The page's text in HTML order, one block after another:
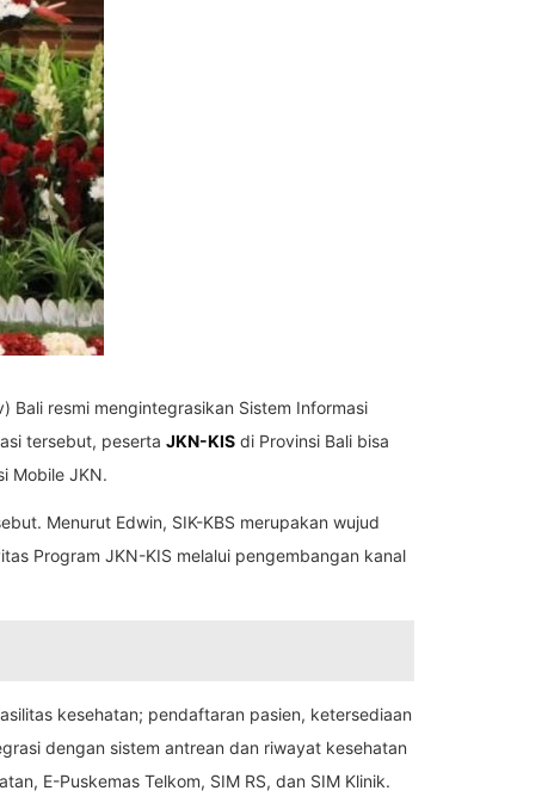
Bali resmi mengintegrasikan Sistem Informasi
tersebut, peserta JKN-KIS di Provinsi Bali bisa
Mobile JKN.
Menurut Edwin, SIK-KBS merupakan wujud
Program JKN-KIS melalui pengembangan kanal
kesehatan; pendaftaran pasien, ketersediaan
dengan sistem antrean dan riwayat kesehatan
E-Puskemas Telkom, SIM RS, dan SIM Klinik.